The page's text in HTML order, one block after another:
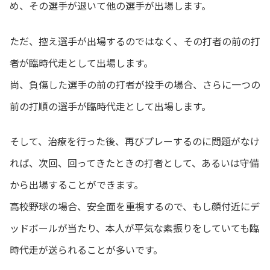
め、その選手が退いて他の選手が出場します。
ただ、控え選手が出場するのではなく、その打者の前の打
者が臨時代走として出場します。
尚、負傷した選手の前の打者が投手の場合、さらに一つの
前の打順の選手が臨時代走として出場します。
そして、治療を行った後、再びプレーするのに問題がなけ
れば、次回、回ってきたときの打者として、あるいは守備
から出場することができます。
高校野球の場合、安全面を重視するので、もし顔付近にデ
ッドボールが当たり、本人が平気な素振りをしていても臨
時代走が送られることが多いです。